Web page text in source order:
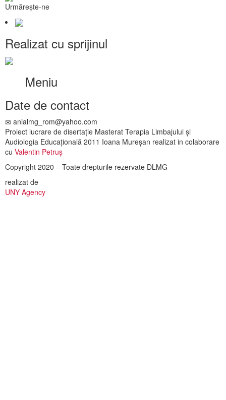
Urmărește-ne
Realizat cu sprijinul
Meniu
Date de contact
anialmg_rom@yahoo.com
Proiect lucrare de disertație Masterat Terapia Limbajului și
Audiologia Educațională 2011 Ioana Mureșan realizat in colaborare
cu Valentin Petruș
Copyright 2020 – Toate drepturile rezervate DLMG
realizat de
UNY Agency